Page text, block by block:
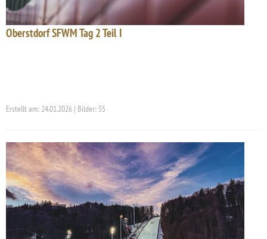
Oberstdorf SFWM Tag 2 Teil I
Erstellt am: 24.01.2026 | Bilder: 55